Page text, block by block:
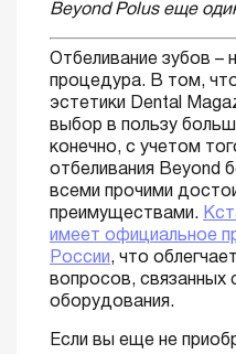
Beyond Polus еще
Отбеливание зубов –
процедура. В том,
эстетики Dental
выбор в пользу
конечно, с учетом
отбеливания Beyond
всеми прочими
преимуществами.
имеет официальное
России , что
вопросов, связанных
оборудования.
Если вы еще не